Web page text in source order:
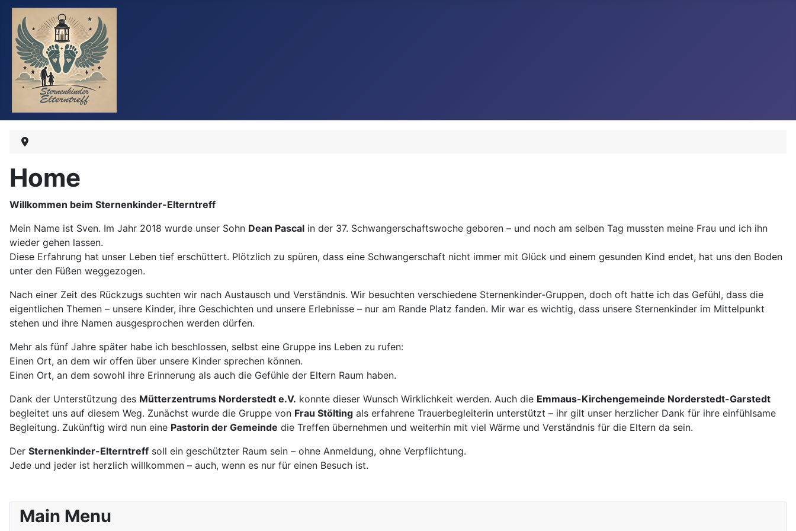
Home
Willkommen beim Sternenkinder-Elterntreff
Mein Name ist Sven. Im Jahr 2018 wurde unser Sohn Dean Pascal in der 37. Schwangerschaftswoche geboren – und noch am selben Tag mussten meine Frau und ich ihn
wieder gehen lassen.
Diese Erfahrung hat unser Leben tief erschüttert. Plötzlich zu spüren, dass eine Schwangerschaft nicht immer mit Glück und einem gesunden Kind endet, hat uns den Boden
unter den Füßen weggezogen.
Nach einer Zeit des Rückzugs suchten wir nach Austausch und Verständnis. Wir besuchten verschiedene Sternenkinder-Gruppen, doch oft hatte ich das Gefühl, dass die
eigentlichen Themen – unsere Kinder, ihre Geschichten und unsere Erlebnisse – nur am Rande Platz fanden. Mir war es wichtig, dass unsere Sternenkinder im Mittelpunkt
stehen und ihre Namen ausgesprochen werden dürfen.
Mehr als fünf Jahre später habe ich beschlossen, selbst eine Gruppe ins Leben zu rufen:
Einen Ort, an dem wir offen über unsere Kinder sprechen können.
Einen Ort, an dem sowohl ihre Erinnerung als auch die Gefühle der Eltern Raum haben.
Dank der Unterstützung des Mütterzentrums Norderstedt e.V. konnte dieser Wunsch Wirklichkeit werden. Auch die Emmaus-Kirchengemeinde Norderstedt-Garstedt
begleitet uns auf diesem Weg. Zunächst wurde die Gruppe von Frau Stölting als erfahrene Trauerbegleiterin unterstützt – ihr gilt unser herzlicher Dank für ihre einfühlsame
Begleitung. Zukünftig wird nun eine Pastorin der Gemeinde die Treffen übernehmen und weiterhin mit viel Wärme und Verständnis für die Eltern da sein.
Der Sternenkinder-Elterntreff soll ein geschützter Raum sein – ohne Anmeldung, ohne Verpflichtung.
Jede und jeder ist herzlich willkommen – auch, wenn es nur für einen Besuch ist.
Main Menu